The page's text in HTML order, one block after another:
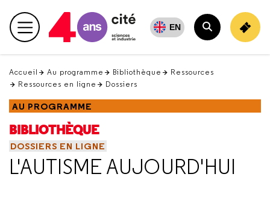
en
haut Menu principal EN
Rechercher
Accueil Au programme Bibliothèque
Ressources
Ressources en ligne
Dossiers
AU PROGRAMME
BIBLIOTHÈQUE
DOSSIERS EN LIGNE
L'AUTISME AUJOURD'HUI